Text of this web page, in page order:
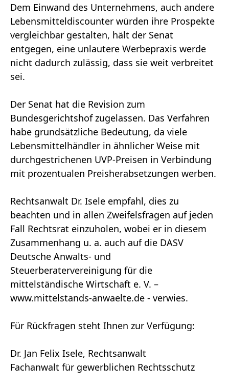
Dem Einwand des Unternehmens, auch andere
Lebensmitteldiscounter würden ihre Prospekte
vergleichbar gestalten, hält der Senat
entgegen, eine unlautere Werbepraxis werde
nicht dadurch zulässig, dass sie weit verbreitet
sei.
Der Senat hat die Revision zum
Bundesgerichtshof zugelassen. Das Verfahren
habe grundsätzliche Bedeutung, da viele
Lebensmittelhändler in ähnlicher Weise mit
durchgestrichenen UVP-Preisen in Verbindung
mit prozentualen Preisherabsetzungen werben.
Rechtsanwalt Dr. Isele empfahl, dies zu
beachten und in allen Zweifelsfragen auf jeden
Fall Rechtsrat einzuholen, wobei er in diesem
Zusammenhang u. a. auch auf die DASV
Deutsche Anwalts- und
Steuerberatervereinigung für die
mittelständische Wirtschaft e. V. –
www.mittelstands-anwaelte.de - verwies.
Für Rückfragen steht Ihnen zur Verfügung:
Dr. Jan Felix Isele, Rechtsanwalt
Fachanwalt für gewerblichen Rechtsschutz